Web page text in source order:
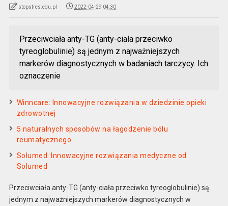
stopstres.edu.pl 2022-04-29 04:30
Przeciwciała anty-TG (anty-ciała przeciwko
tyreoglobulinie) są jednym z najważniejszych
markerów diagnostycznych w badaniach tarczycy. Ich
oznaczenie
Winncare: Innowacyjne rozwiązania w dziedzinie opieki
zdrowotnej
5 naturalnych sposobów na łagodzenie bólu
reumatycznego
Solumed: Innowacyjne rozwiązania medyczne od
Solumed
Przeciwciała anty-TG (anty-ciała przeciwko tyreoglobulinie) są
jednym z najważniejszych markerów diagnostycznych w